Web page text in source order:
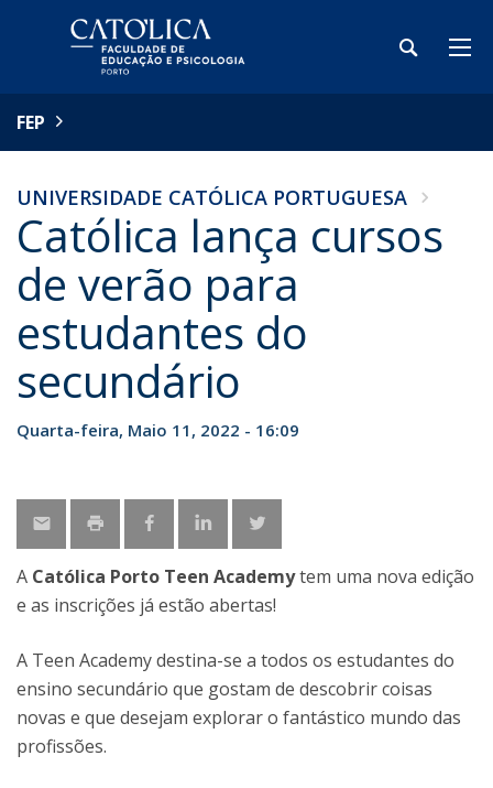
FEP
UNIVERSIDADE CATÓLICA PORTUGUESA
Católica lança cursos
de verão para
estudantes do
secundário
Quarta-feira, Maio 11, 2022 - 16:09
A Católica Porto Teen Academytem uma nova edição
e as inscrições já estão abertas!
A Teen Academy destina-se a todos os estudantes do
ensino secundário que gostam de descobrir coisas
novas e que desejam explorar o fantástico mundo das
profissões.